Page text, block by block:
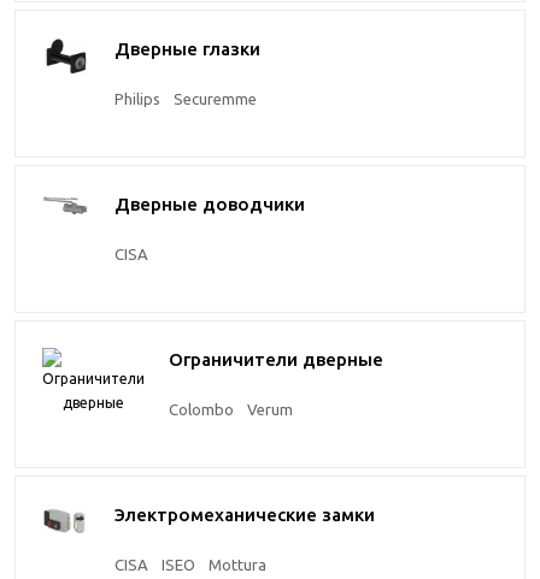
Дверные глазки
Philips Securemme
Дверные доводчики
CISA
Ограничители дверные
Colombo Verum
Электромеханические замки
CISA ISEO Mottura